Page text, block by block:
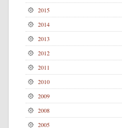
2015
2014
2013
2012
2011
2010
2009
2008
2005